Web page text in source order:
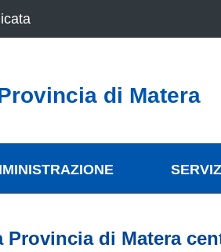
di Matera
di Matera